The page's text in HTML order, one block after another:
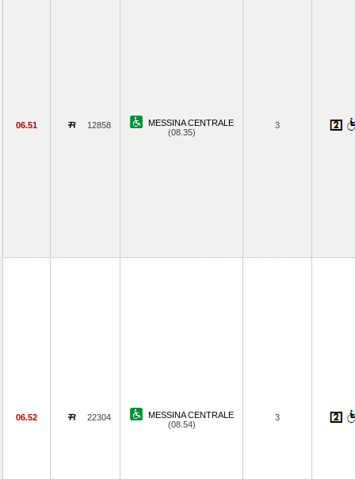
06.51 12858
MESSINA CENTRALE
(08.35)
3
06.52 22304
MESSINA CENTRALE
(08.54)
3